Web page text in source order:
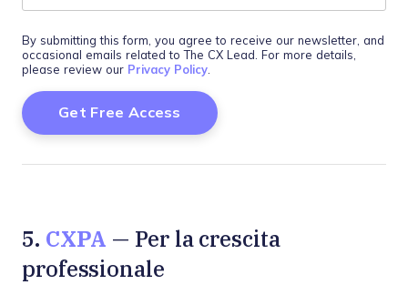
By submitting this form, you agree to receive our newsletter, and
occasional emails related to The CX Lead. For more details,
please review our Privacy Policy.
5. CXPA — Per la crescita
professionale